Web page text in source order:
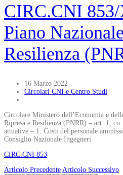
CIRC.CNI
Piano
Resilienza
16 Marzo 2022
Circolari CNI e Centro Studi
Circolare Ministero dell’Economia e
Ripresa e Resilienza (PNRR) – art. 1,
attuative – 1. Costi del personale
Consiglio Nazionale Ingegneri
CIRC.CNI 853
Articolo Precedente Articolo Successivo